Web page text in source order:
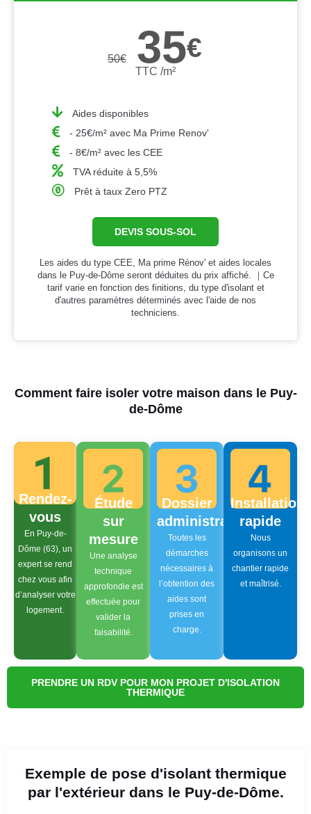
50€ 35€
TTC /m²
Aides disponibles
- 25€/m² avec Ma Prime Renov'
- 8€/m² avec les CEE
TVA réduite à 5,5%
Prêt à taux Zero PTZ
DEVIS SOUS-SOL
Les aides du type CEE, Ma prime Rénov' et aides locales
dans le Puy-de-Dôme seront déduites du prix affiché. ｜Ce
tarif varie en fonction des finitions, du type d'isolant et
d'autres paramètres déterminés avec l'aide de nos
techniciens.
Comment faire isoler votre maison dans le Puy-
de-Dôme
Rendez-
vous
En Puy-de-
Dôme (63), un
expert se rend
chez vous afin
d’analyser votre
logement.
Étude
sur
mesure
Une analyse
technique
approfondie est
effectuée pour
valider la
faisabilité.
Dossier
administratif
Toutes les
démarches
nécessaires à
l’obtention des
aides sont
prises en
charge.
Installation
rapide
Nous
organisons un
chantier rapide
et maîtrisé.
PRENDRE UN RDV POUR MON PROJET D'ISOLATION
THERMIQUE
Exemple de pose d'isolant thermique
par l'extérieur dans le Puy-de-Dôme.